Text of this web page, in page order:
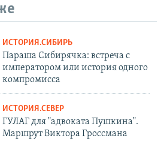
ИСТОРИЯ.СИБИРЬ
Параша Сибирячка: встреча с
императором или история одного
компромисса
ИСТОРИЯ.СЕВЕР
ГУЛАГ для "адвоката Пушкина".
Маршрут Виктора Гроссмана